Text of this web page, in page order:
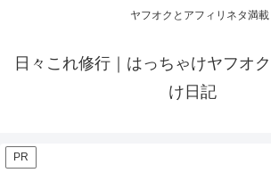
ヤフオクとアフィリネタ満載
日々これ修行｜はっちゃけヤフオ
け日記
PR